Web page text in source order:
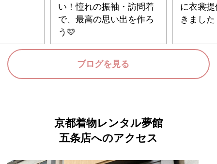
い！憧れの振袖・訪問着
で、最高の思い出を作ろ
う🩷
に衣裳
きました
ブログを見る
京都着物レンタル夢館
五条店へのアクセス